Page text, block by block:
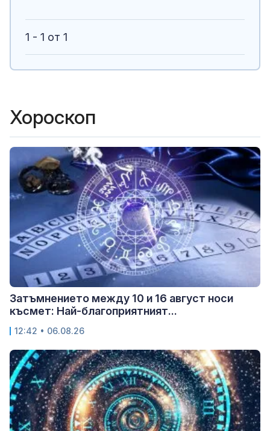
1 - 1 от 1
Хороскоп
Затъмнението между 10 и 16 август носи
късмет: Най-благоприятният...
12:42 • 06.08.26